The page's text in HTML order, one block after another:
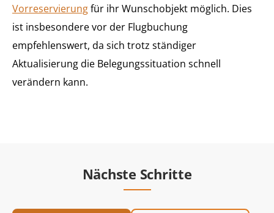
Vorreservierungfür ihr Wunschobjekt möglich. Dies
ist insbesondere vor der Flugbuchung
empfehlenswert, da sich trotz ständiger
Aktualisierung die Belegungssituation schnell
verändern kann.
Nächste Schritte